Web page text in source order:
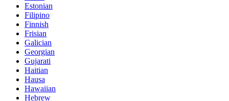
Estonian
Filipino
Finnish
Frisian
Galician
Georgian
Gujarati
Haitian
Hausa
Hawaiian
Hebrew